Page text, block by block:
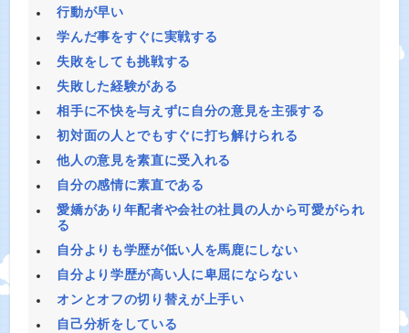
行動が早い
学んだ事をすぐに実戦する
失敗をしても挑戦する
失敗した経験がある
相手に不快を与えずに自分の意見を主張する
初対面の人とでもすぐに打ち解けられる
他人の意見を素直に受入れる
自分の感情に素直である
愛嬌があり年配者や会社の社員の人から可愛がられ
る
自分よりも学歴が低い人を馬鹿にしない
自分より学歴が高い人に卑屈にならない
オンとオフの切り替えが上手い
自己分析をしている